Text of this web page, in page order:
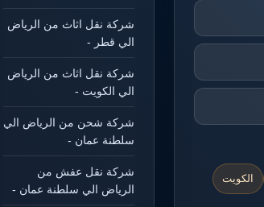
الكويت
شركة نقل اثاث من الرياض
الي قطر -
شركة نقل اثاث من الرياض
الي الكويت -
شركة شحن من الرياض الي
سلطنة عمان -
شركة نقل عفش من
الرياض الي سلطنة عمان -